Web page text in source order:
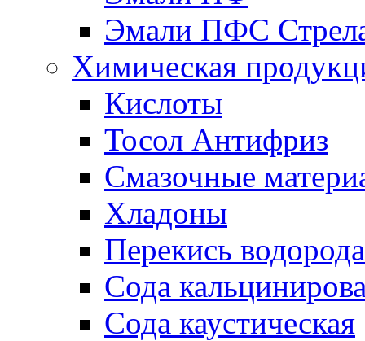
Эмали ПФС
Химическая
Кислоты
Тосол Антифриз
Смазочные
Хладоны
Перекись водорода
Сода
Сода каустическая